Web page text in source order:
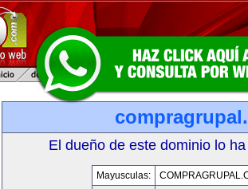
El dueño de este dominio lo
Mayusculas: